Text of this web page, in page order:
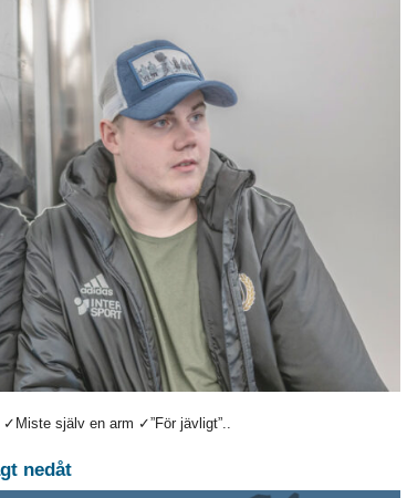
själv en arm ✓”För jävligt”..
nedåt